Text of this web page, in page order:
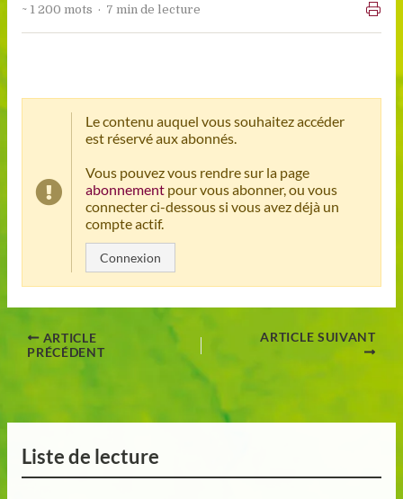
~ 1 200 mots · 7 min de lecture
Le contenu auquel vous souhaitez accéder
est réservé aux abonnés.
Vous pouvez vous rendre sur la page
abonnementpour vous abonner, ou vous
connecter ci-dessous si vous avez déjà un
compte actif.
Connexion
ARTICLE
PRÉCÉDENT
ARTICLE SUIVANT
Liste de lecture